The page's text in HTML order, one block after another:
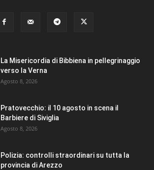
La Misericordia di Bibbiena in pellegrinaggio
verso la Verna
Agosto 8, 2026
Pratovecchio: il 10 agosto in scena il
Barbiere di Siviglia
Agosto 8, 2026
Polizia: controlli straordinari su tutta la
provincia di Arezzo